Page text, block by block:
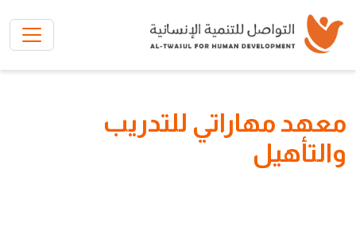
معهد مهاراتي للتدريب
والتأهيل